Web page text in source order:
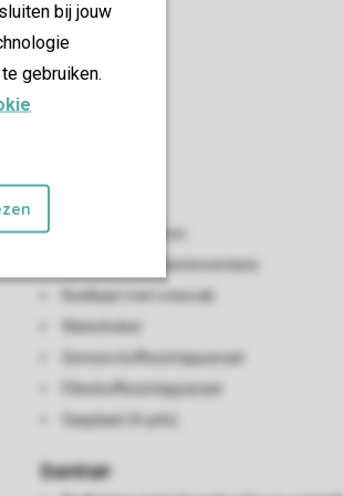
bij jouw
gebruiken.
Standaard keukeninventaris
Koelkast met vriesvak
Waterkoker
Senseo koffiezetapparaat
Filterkoffiezetapparaat
Gasplaat (4-pits)
Sanitair